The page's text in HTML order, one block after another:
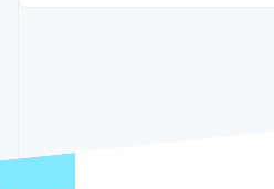
CO₂-verwijdering